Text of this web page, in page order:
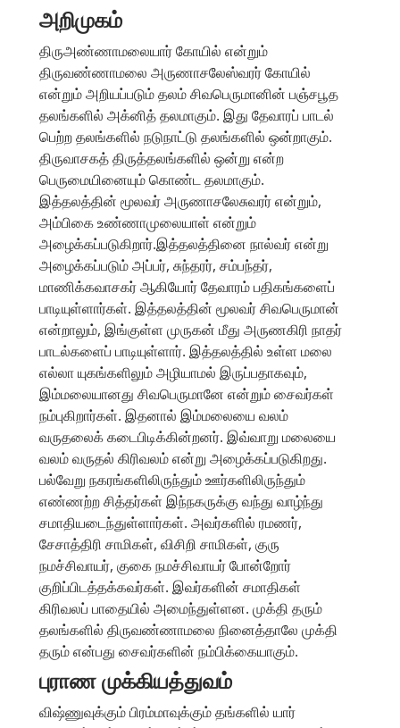
அறிமுகம்
திருஅண்ணாமலையார் கோயில் என்றும்
திருவண்ணாமலை அருணாசலேஸ்வரர் கோயில்
என்றும் அறியப்படும் தலம் சிவபெருமானின் பஞ்சபூத
தலங்களில் அக்னித் தலமாகும். இது தேவாரப் பாடல்
பெற்ற தலங்களில் நடுநாட்டு தலங்களில் ஒன்றாகும்.
திருவாசகத் திருத்தலங்களில் ஒன்று என்ற
பெருமையினையும் கொண்ட தலமாகும்.
இத்தலத்தின் மூலவர் அருணாசலேசுவரர் என்றும்,
அம்பிகை உண்ணாமுலையாள் என்றும்
அழைக்கப்படுகிறார்.இத்தலத்தினை நால்வர் என்று
அழைக்கப்படும் அப்பர், சுந்தரர், சம்பந்தர்,
மாணிக்கவாசகர் ஆகியோர் தேவாரம் பதிகங்களைப்
பாடியுள்ளார்கள். இத்தலத்தின் மூலவர் சிவபெருமான்
என்றாலும், இங்குள்ள முருகன் மீது அருணகிரி நாதர்
பாடல்களைப் பாடியுள்ளார். இத்தலத்தில் உள்ள மலை
எல்லா யுகங்களிலும் அழியாமல் இருப்பதாகவும்,
இம்மலையானது சிவபெருமானே என்றும் சைவர்கள்
நம்புகிறார்கள். இதனால் இம்மலையை வலம்
வருதலைக் கடைபிடிக்கின்றனர். இவ்வாறு மலையை
வலம் வருதல் கிரிவலம் என்று அழைக்கப்படுகிறது.
பல்வேறு நகரங்களிலிருந்தும் ஊர்களிலிருந்தும்
எண்ணற்ற சித்தர்கள் இந்நகருக்கு வந்து வாழ்ந்து
சமாதியடைந்துள்ளார்கள். அவர்களில் ரமணர்,
சேசாத்திரி சாமிகள், விசிறி சாமிகள், குரு
நமச்சிவாயர், குகை நமச்சிவாயர் போன்றோர்
குறிப்பிடத்தக்கவர்கள். இவர்களின் சமாதிகள்
கிரிவலப் பாதையில் அமைந்துள்ளன. முக்தி தரும்
தலங்களில் திருவண்ணாமலை நினைத்தாலே முக்தி
தரும் என்பது சைவர்களின் நம்பிக்கையாகும்.
புராண முக்கியத்துவம்
விஷ்ணுவுக்கும் பிரம்மாவுக்கும் தங்களில் யார்